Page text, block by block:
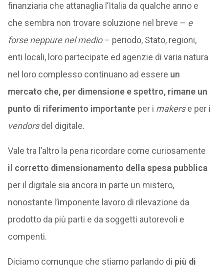
finanziaria che attanaglia l’Italia da qualche anno e
che sembra non trovare soluzione nel breve – e
forse neppure nel medio– periodo, Stato, regioni,
enti locali, loro partecipate ed agenzie di varia natura
nel loro complesso continuano ad essere un
mercato che, per dimensione e spettro, rimane un
punto di riferimento importanteper i makerse per i
vendorsdel digitale.
Vale tra l’altro la pena ricordare come curiosamente
il corretto dimensionamento della spesa pubblica
per il digitale sia ancora in parte un mistero,
nonostante l’imponente lavoro di rilevazione da
prodotto da più parti e da soggetti autorevoli e
compenti.
Diciamo comunque che stiamo parlando di più di